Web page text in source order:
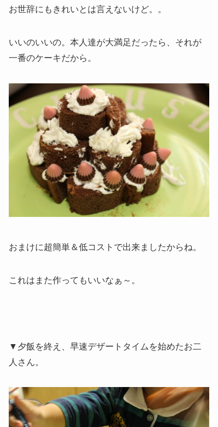
お世辞にもきれいとは言えないけど。。
いいのいいの。本人達が大満足だったら、それが
一番のケーキだから。
おまけに超簡単＆低コストで出来ましたからね。
これはまた作ってもいいなぁ～。
▼夕飯を終え、早速デザートタイムを始めたお二
人さん。